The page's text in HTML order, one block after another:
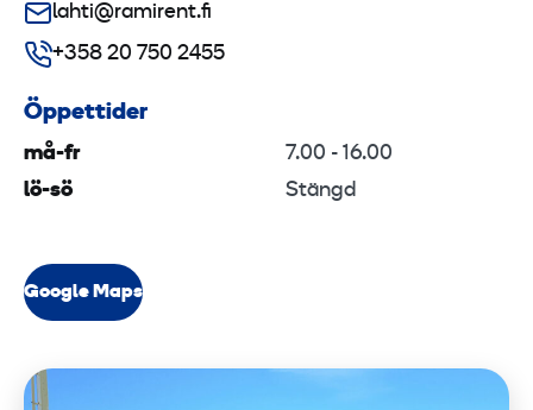
lahti@ramirent.fi
+358 20 750 2455
Öppettider
må-fr
7.00 - 16.00
lö-sö
Stängd
Google Maps